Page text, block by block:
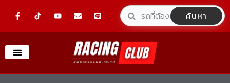
F
a
e
o
o
-
o
t
n
e
l
o
p
e
L
i
e
ค้นหา